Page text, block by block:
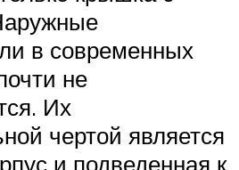
в современных
не
Их
чертой является
и подведенная к